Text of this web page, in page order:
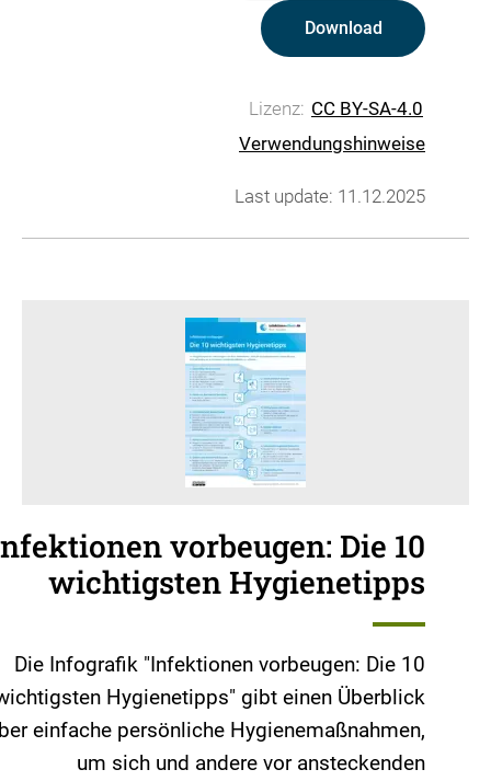
Download
Lizenz: CC BY-SA-4.0
Verwendungshinweise
Last update: 11.12.2025
vorbeugen: Die 10
wichtigsten Hygienetipps
Die Infografik "Infektionen vorbeugen: Die 10
Hygienetipps" gibt einen Überblick
einfache persönliche Hygienemaßnahmen,
um sich und andere vor ansteckenden